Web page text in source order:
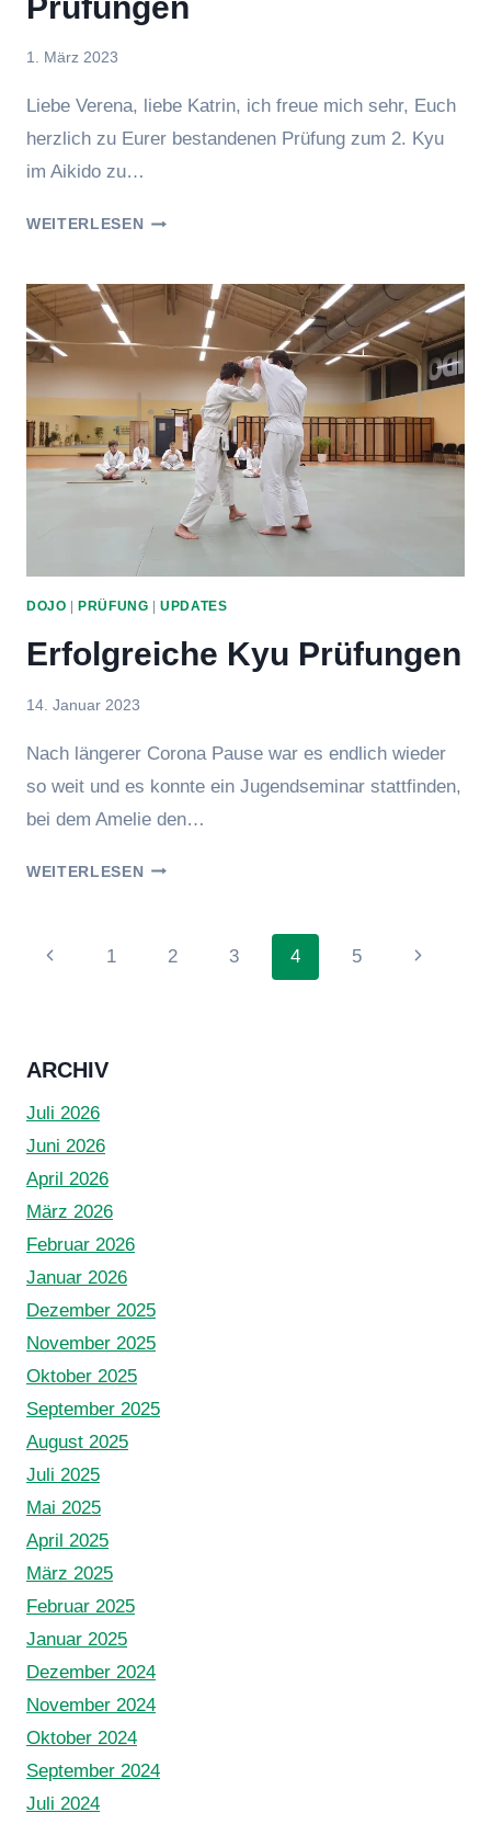
Von
1. März 2023
Liebe Verena, liebe Katrin, ich freue mich sehr, Euch
herzlich zu Eurer bestandenen Prüfung zum 2. Kyu
im Aikido zu…
WEITERLESENERFOLGREICHE
PRÜFUNGEN
DOJO PRÜFUNG |UPDATES
Erfolgreiche Kyu Prüfungen
Von
14. Januar 2023
Nach längerer Corona Pause war es endlich wieder
so weit und es konnte ein Jugendseminar stattfinden,
bei dem Amelie den…
WEITERLESENERFOLGREICHE
Seitennavigation
Vorherige
1 2 3 4 5
Nächste
ARCHIV
Juli 2026
Juni 2026
April 2026
März 2026
Februar 2026
Januar 2026
Dezember 2025
November 2025
Oktober 2025
September 2025
August 2025
Juli 2025
Mai 2025
April 2025
März 2025
Februar 2025
Januar 2025
Dezember 2024
November 2024
Oktober 2024
September 2024
Juli 2024